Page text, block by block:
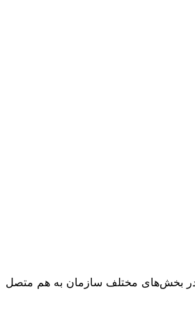
که می‌تواند افراد را در بخش‌های مختلف سازمان به هم متصل